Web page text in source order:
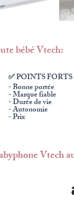
bébé Vtech:
✅ POINTS FORTS
- Bonne portée
- Marque fiable
- Durée de vie
- Autonomie
- Prix
Vtech